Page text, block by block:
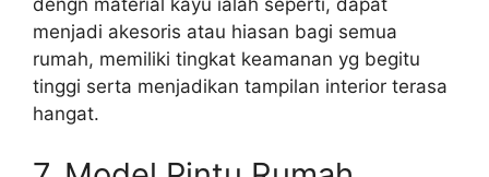
dengn material kayu ialah seperti, dapat
menjadi akesoris atau hiasan bagi semua
rumah, memiliki tingkat keamanan yg begitu
tinggi serta menjadikan tampilan interior terasa
hangat.